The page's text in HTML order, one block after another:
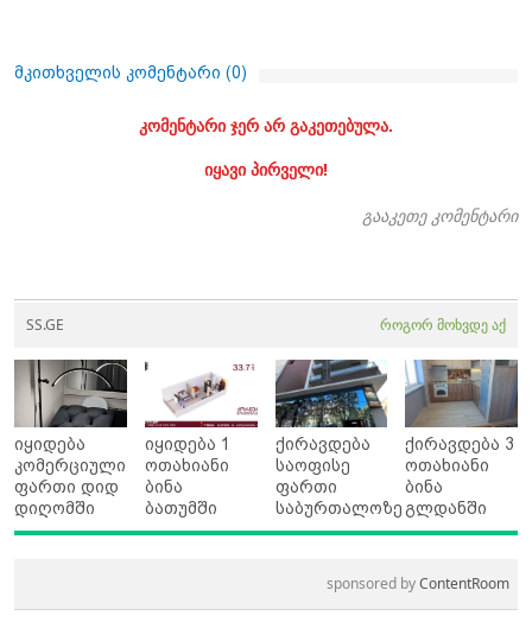
მკითხველის კომენტარი (0)
კომენტარი ჯერ არ გაკეთებულა.
იყავი პირველი!
გააკეთე კომენტარი
SS.GE როგორ მოხვდე აქ
იყიდება
კომერციული
ფართი დიდ
დიღომში
იყიდება 1
ოთახიანი
ბინა
ბათუმში
ქირავდება
საოფისე
ფართი
საბურთალოზე
ქირავდება 3
ოთახიანი
ბინა
გლდანში
sponsored byContentRoom